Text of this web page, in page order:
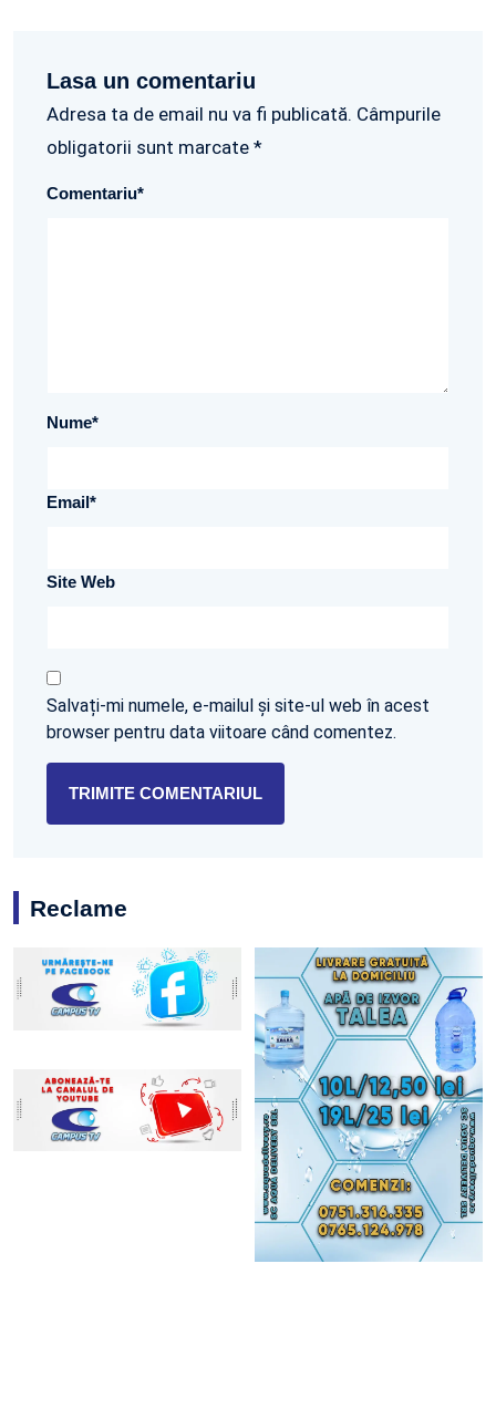
Lasa un comentariu
Adresa ta de email nu va fi publicată. Câmpurile
obligatorii sunt marcate *
Comentariu*
Nume*
Email*
Site Web
Salvați-mi numele, e-mailul și site-ul web în acest
browser pentru data viitoare când comentez.
Reclame